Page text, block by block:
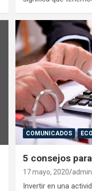
COMUNICADOS
5 consejos
17 mayo, 2020 admin
Invertir en una